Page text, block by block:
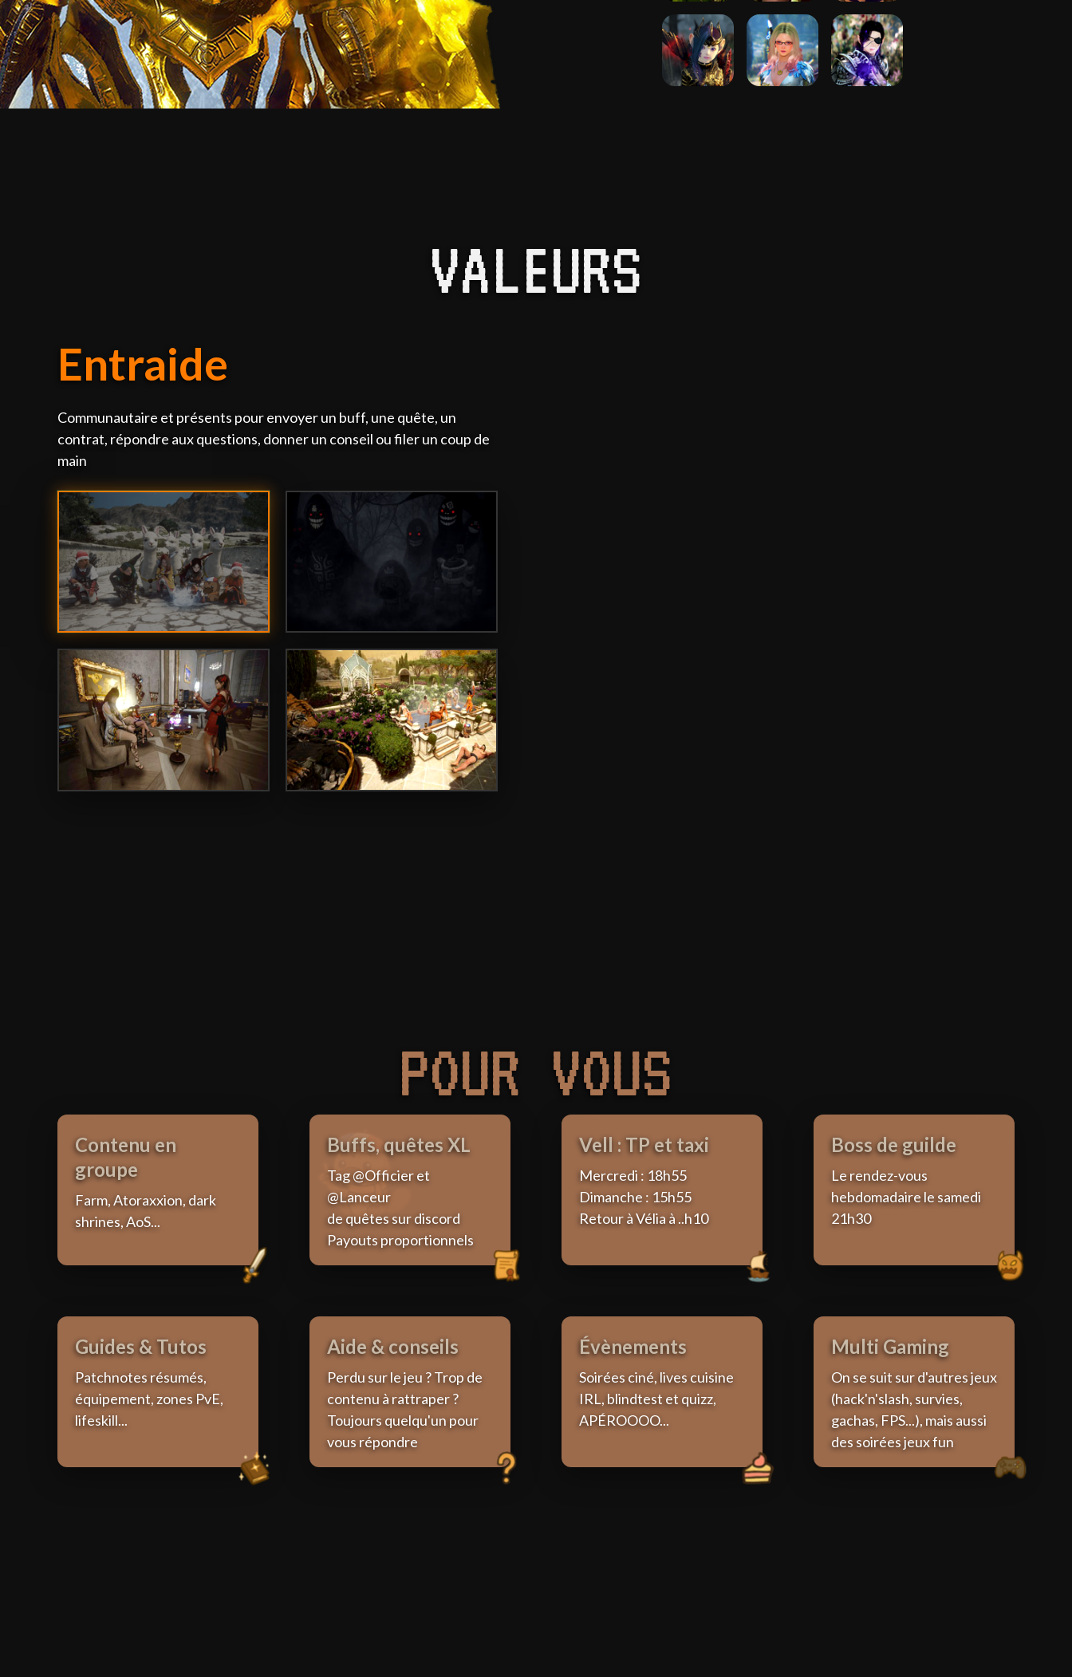
VALEURS
Entraide
Communautaire et présents pour envoyer un buff, une quête, un
contrat, répondre aux questions, donner un conseil ou filer un coup de
main
POUR VOUS
Contenu en
groupe
Farm, Atoraxxion, dark
shrines, AoS...
Buffs, quêtes XL
Tag @Officier et
@Lanceur
de quêtes sur discord
Payouts proportionnels
Vell : TP et taxi
Mercredi : 18h55
Dimanche : 15h55
Retour à Vélia à ..h10
Boss de guilde
Le rendez-vous
hebdomadaire le samedi
21h30
Guides & Tutos
Patchnotes résumés,
équipement, zones PvE,
lifeskill...
Aide & conseils
Perdu sur le jeu ? Trop de
contenu à rattraper ?
Toujours quelqu'un pour
vous répondre
Évènements
Soirées ciné, lives cuisine
IRL, blindtest et quizz,
APÉROOOO...
Multi Gaming
On se suit sur d'autres jeux
(hack'n'slash, survies,
gachas, FPS...), mais aussi
des soirées jeux fun